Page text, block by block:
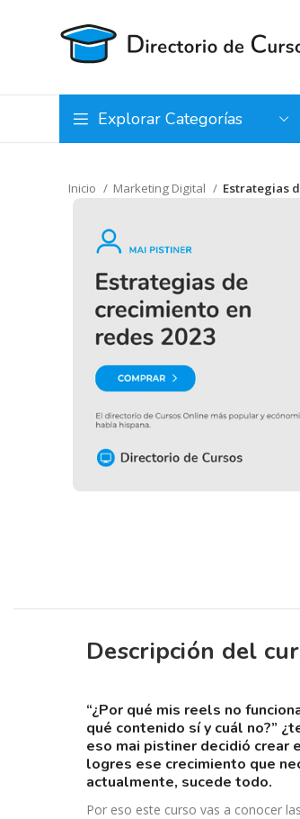
Explorar Categorías
Inicio Marketing Digital Estrategias
Descripción del
“¿por qué mis reels no funcionan?, ¿por qué mis historias no las ve nadie?, ¿cómo sé
qué contenido sí y cuál no?”
eso mai pistiner decidió crear
logres ese crecimiento que
actualmente, sucede todo.
Por eso este curso vas a conocer